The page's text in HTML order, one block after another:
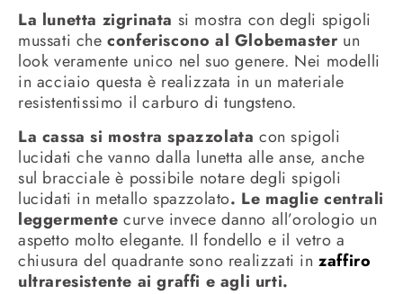
La lunetta zigrinata si mostra con degli spigoli
mussati checonferiscono al Globemasterun
look veramente unico nel suo genere. Nei modelli
in acciaio questa è realizzata in un materiale
resistentissimo il carburo di tungsteno.
La cassa si mostra spazzolata con spigoli
lucidati che vanno dalla lunetta alle anse, anche
sul bracciale è possibile notare degli spigoli
lucidati in metallo spazzolato. Le maglie centrali
leggermente curve invece danno all’orologio un
aspetto molto elegante. Il fondello e il vetro a
chiusura del quadrante sono realizzati inzaffiro
ultraresistente ai graffi e agli urti.